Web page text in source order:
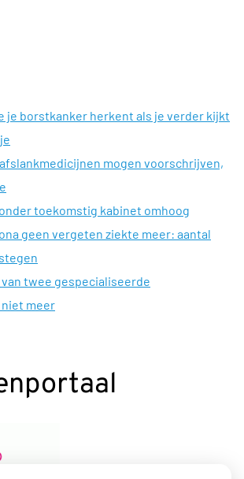
je borstkanker herkent als je verder kijkt
mogen voorschrijven,
toekomstig kabinet omhoog
geen vergeten ziekte meer: aantal
twee gespecialiseerde
meer